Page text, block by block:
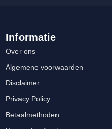
Informatie
Over ons
Algemene voorwaarden
Disclaimer
Privacy Policy
Betaalmethoden